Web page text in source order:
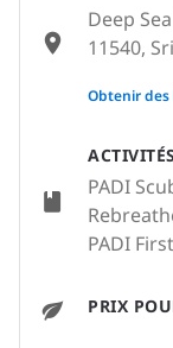
PADI
PADI
PRIX
Deep
11540,
None
Obtenir